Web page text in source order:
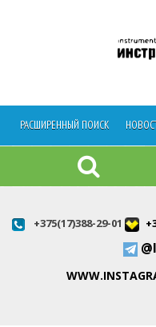
РАСШИРЕННЫЙ ПОИСК
+375(17)388-29-01